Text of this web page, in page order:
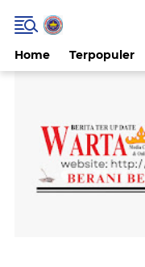
Home Terpopuler